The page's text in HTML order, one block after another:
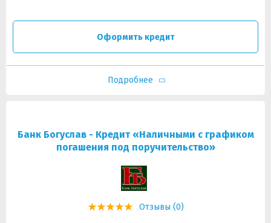
Оформить кредит
Подробнее
Банк Богуслав - Кредит «Наличными с графиком
погашения под поручительство»
Отзывы (0)